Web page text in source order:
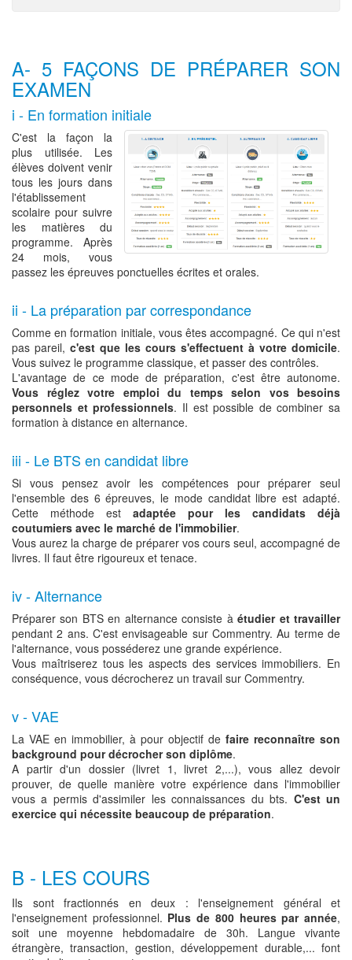
A- 5 FAÇONS DE PRÉPARER SON
EXAMEN
i - En formation initiale
C'est la façon la
plus utilisée. Les
élèves doivent venir
tous les jours dans
l'établissement
scolaire pour suivre
les matières du
programme. Après
24 mois, vous
passez les épreuves ponctuelles écrites et orales.
ii - La préparation par correspondance
Comme en formation initiale, vous êtes accompagné. Ce qui n'est
pas pareil, c'est que les cours s'effectuent à votre domicile.
Vous suivez le programme classique, et passer des contrôles.
L'avantage de ce mode de préparation, c'est être autonome.
Vous réglez votre emploi du temps selon vos besoins
personnels et professionnels. Il est possible de combiner sa
formation à distance en alternance.
iii - Le BTS en candidat libre
Si vous pensez avoir les compétences pour préparer seul
l'ensemble des 6 épreuves, le mode candidat libre est adapté.
Cette méthode est adaptée pour les candidats déjà
coutumiers avec le marché de l'immobilier.
Vous aurez la charge de préparer vos cours seul, accompagné de
livres. Il faut être rigoureux et tenace.
iv - Alternance
Préparer son BTS en alternance consiste àétudier et travailler
pendant 2 ans. C'est envisageable sur Commentry. Au terme de
l'alternance, vous posséderez une grande expérience.
Vous maîtriserez tous les aspects des services immobiliers. En
conséquence, vous décrocherez un travail sur Commentry.
v - VAE
La VAE en immobilier, à pour objectif de faire reconnaître son
background pour décrocher son diplôme.
A partir d'un dossier (livret 1, livret 2,...), vous allez devoir
prouver, de quelle manière votre expérience dans l'immobilier
vous a permis d'assimiler les connaissances du bts. C'est un
exercice qui nécessite beaucoup de préparation.
B - LES COURS
Ils sont fractionnés en deux : l'enseignement général et
l'enseignement professionnel. Plus de 800 heures par année,
soit une moyenne hebdomadaire de 30h. Langue vivante
étrangère, transaction, gestion, développement durable,... font